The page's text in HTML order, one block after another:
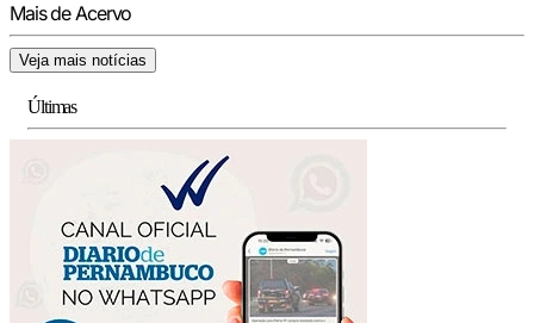
Mais de Acervo
Veja mais notícias
Últimas